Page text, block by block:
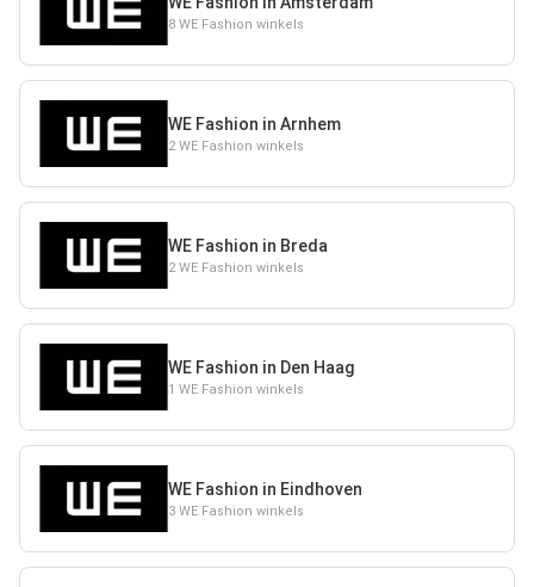
8 WE Fashion winkels
WE Fashion in Arnhem
2 WE Fashion winkels
WE Fashion in Breda
2 WE Fashion winkels
WE Fashion in Den Haag
1 WE Fashion winkels
WE Fashion in Eindhoven
3 WE Fashion winkels